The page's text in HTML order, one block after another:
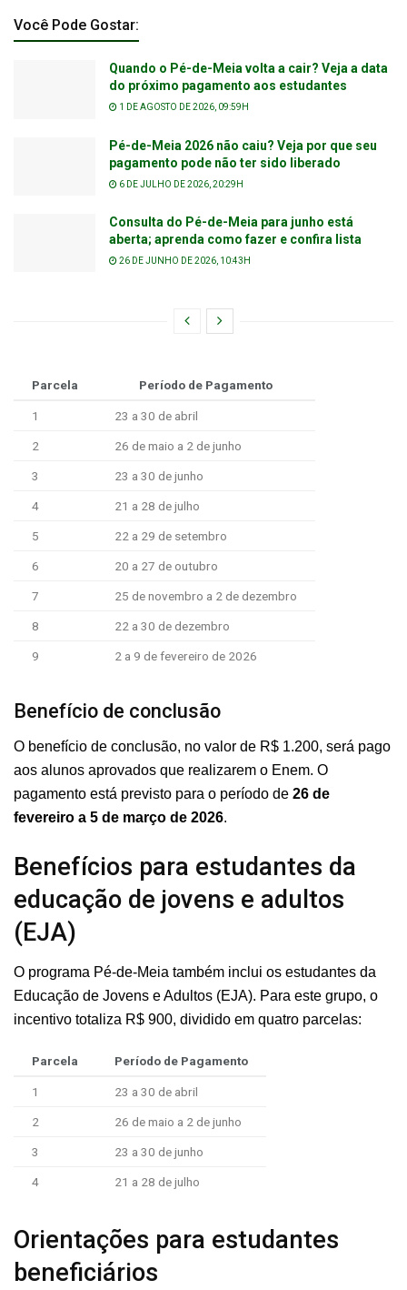
Você Pode Gostar:
Quando o Pé-de-Meia volta a cair? Veja a data
do próximo pagamento aos estudantes
1 DE AGOSTO DE 2026, 09:59H
Pé-de-Meia 2026 não caiu? Veja por que seu
pagamento pode não ter sido liberado
6 DE JULHO DE 2026, 20:29H
Consulta do Pé-de-Meia para junho está
aberta; aprenda como fazer e confira lista
26 DE JUNHO DE 2026, 10:43H
Parcela Período de Pagamento
1 23 a 30 de abril
2 26 de maio a 2 de junho
3 23 a 30 de junho
4 21 a 28 de julho
5 22 a 29 de setembro
6 20 a 27 de outubro
7 25 de novembro a 2 de dezembro
8 22 a 30 de dezembro
9 2 a 9 de fevereiro de 2026
Benefício de conclusão
O benefício de conclusão, no valor de R$ 1.200, será pago
aos alunos aprovados que realizarem o Enem. O
pagamento está previsto para o período de 26 de
fevereiro a 5 de março de 2026.
Benefícios para estudantes da
educação de jovens e adultos
(EJA)
O programa Pé-de-Meia também inclui os estudantes da
Educação de Jovens e Adultos (EJA). Para este grupo, o
incentivo totaliza R$ 900, dividido em quatro parcelas:
Parcela Período de Pagamento
1 23 a 30 de abril
2 26 de maio a 2 de junho
3 23 a 30 de junho
4 21 a 28 de julho
Orientações para estudantes
beneficiários